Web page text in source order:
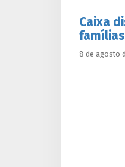
Caixa
famílias
8 de agosto